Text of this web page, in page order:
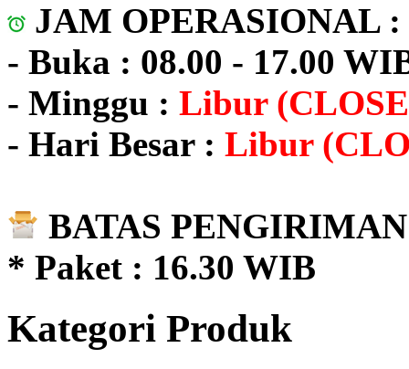
JAM OPERASIONAL :
- Buka : 08.00 - 17.00
- Minggu : Libur
- Hari Besar : Libur
BATAS
* Paket : 16.30 WIB
Kategori Produk